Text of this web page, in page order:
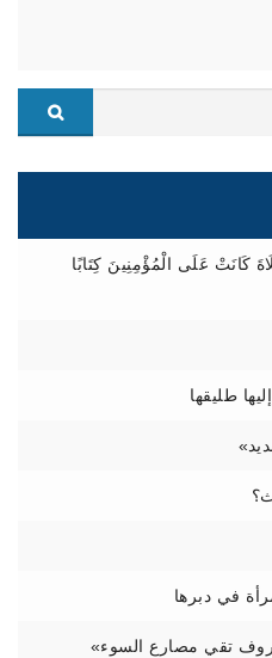
كَانَتْ عَلَى الْمُؤْمِنِينَ كِتَابًا
طليقها
في دبرها
تقي مصارع السوء»